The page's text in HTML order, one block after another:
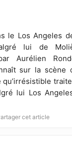
le Los Angeles
lui de
Aurélien
sur la scène
lui Los
cet article